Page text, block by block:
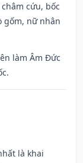
cứu, bốc
gốm, nữ nhân
làm Âm Đức
là khai